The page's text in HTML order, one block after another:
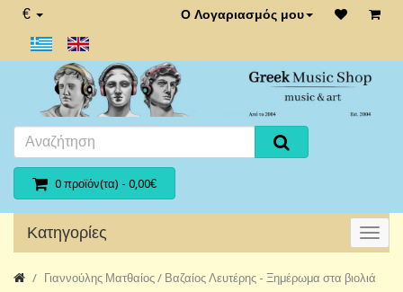
€ Ο Λογαριασμός μου
0 προϊόν(τα) - 0,00€
Κατηγορίες
Γιαννούλης Ματθαίος / Βαζαίος Λευτέρης - Ξημέρωμα στα βιολιά